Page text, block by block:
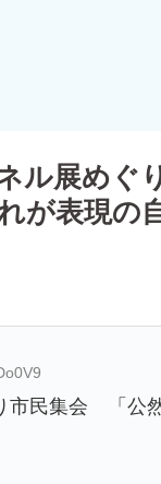
ル展めぐ
が表現の
民集会 「公